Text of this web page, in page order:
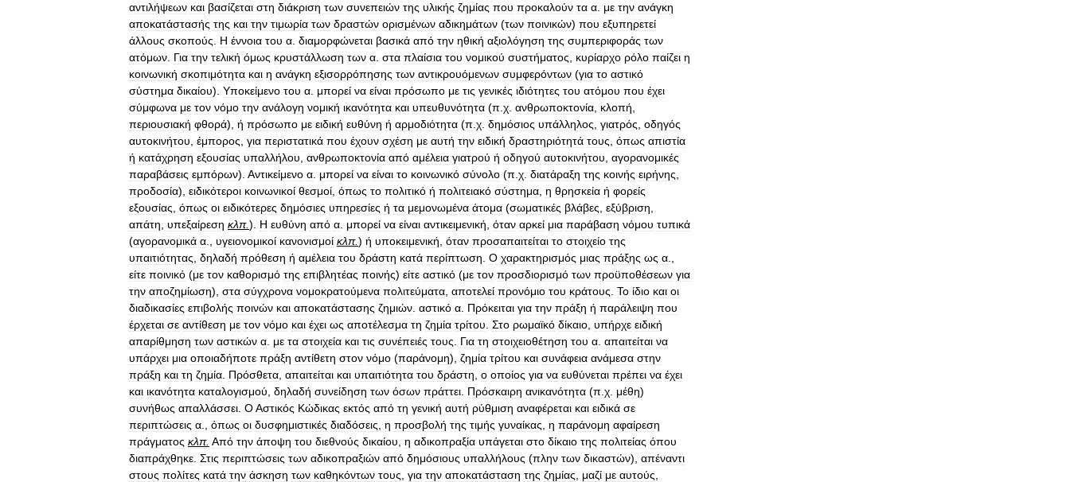
αντιλήψεων και βασίζεται στη διάκριση των συνεπειών της υλικής ζημίας που προκαλούν τα α με την ανάγκη
αποκατάστασής της και την τιμωρία των δραστών ορισμένων αδικημάτων (των ποινικών) που εξυπηρετεί
άλλους σκοπούς Η έννοια του α διαμορφώνεται βασικά από την ηθική αξιολόγηση της συμπεριφοράς των
ατόμων Για την τελική όμως κρυστάλλωση των α στα πλαίσια του νομικού συστήματος κυρίαρχο ρόλο παίζει η
κοινωνική σκοπιμότητα και η ανάγκη εξισορρόπησης των αντικρουόμενων συμφερόντων (για το αστικό
σύστημα δικαίου). Υποκείμενο του α μπορεί να είναι πρόσωπο με τις γενικές ιδιότητες του ατόμου που έχει
σύμφωνα με τον νόμο την ανάλογη νομική ικανότητα και υπευθυνότητα (π χ ανθρωποκτονία κλοπή
περιουσιακή φθορά), ή πρόσωπο με ειδική ευθύνη ή αρμοδιότητα (π χ δημόσιος υπάλληλος γιατρός οδηγός
αυτοκινήτου έμπορος για περιστατικά που έχουν σχέση με αυτή την ειδική δραστηριότητά τους όπως απιστία
ή κατάχρηση εξουσίας υπαλλήλου ανθρωποκτονία από αμέλεια γιατρού ή οδηγού αυτοκινήτου αγορανομικές
παραβάσεις εμπόρων). Αντικείμενο α μπορεί να είναι το κοινωνικό σύνολο (π χ διατάραξη της κοινής ειρήνης
προδοσία), ειδικότεροι κοινωνικοί θεσμοί όπως το πολιτικό ή πολιτειακό σύστημα η θρησκεία ή φορείς
εξουσίας όπως οι ειδικότερες δημόσιες υπηρεσίες ή τα μεμονωμένα άτομα (σωματικές βλάβες εξύβριση
απάτη υπεξαίρεση κλπ.). Η ευθύνη από α μπορεί να είναι αντικειμενική όταν αρκεί μια παράβαση νόμου τυπικά
(αγορανομικά α υγειονομικοί κανονισμοί κλπ.) ή υποκειμενική όταν προσαπαιτείται το στοιχείο της
υπαιτιότητας δηλαδή πρόθεση ή αμέλεια του δράστη κατά περίπτωση Ο χαρακτηρισμός μιας πράξης ως α
είτε ποινικό (με τον καθορισμό της επιβλητέας ποινής) είτε αστικό (με τον προσδιορισμό των προϋποθέσεων για
την αποζημίωση), στα σύγχρονα νομοκρατούμενα πολιτεύματα αποτελεί προνόμιο του κράτους Το ίδιο και οι
διαδικασίες επιβολής ποινών και αποκατάστασης ζημιών αστικό α Πρόκειται για την πράξη ή παράλειψη που
έρχεται σε αντίθεση με τον νόμο και έχει ως αποτέλεσμα τη ζημία τρίτου Στο ρωμαϊκό δίκαιο υπήρχε ειδική
απαρίθμηση των αστικών α με τα στοιχεία και τις συνέπειές τους Για τη στοιχειοθέτηση του α απαιτείται να
υπάρχει μια οποιαδήποτε πράξη αντίθετη στον νόμο (παράνομη), ζημία τρίτου και συνάφεια ανάμεσα στην
πράξη και τη ζημία Πρόσθετα απαιτείται και υπαιτιότητα του δράστη ο οποίος για να ευθύνεται πρέπει να έχει
και ικανότητα καταλογισμού δηλαδή συνείδηση των όσων πράττει Πρόσκαιρη ανικανότητα (π χ μέθη)
συνήθως απαλλάσσει ΟΑστικός Κώδικας εκτός από τη γενική αυτή ρύθμιση αναφέρεται και ειδικά σε
περιπτώσεις α όπως οι δυσφημιστικές διαδόσεις η προσβολή της τιμής γυναίκας η παράνομη αφαίρεση
πράγματος κλπ. Από την άποψη του διεθνούς δικαίου η αδικοπραξία υπάγεται στο δίκαιο της πολιτείας όπου
διαπράχθηκε Στις περιπτώσεις των αδικοπραξιών από δημόσιους υπαλλήλους (πλην των δικαστών), απέναντι
στους πολίτες κατά την άσκηση των καθηκόντων τους για την αποκατάσταση της ζημίας μαζί με αυτούς